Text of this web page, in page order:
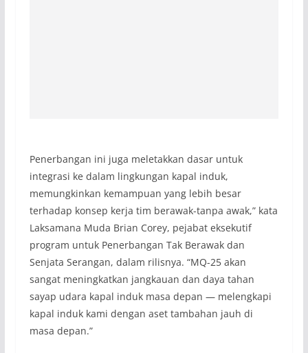
Penerbangan ini juga meletakkan dasar untuk
integrasi ke dalam lingkungan kapal induk,
memungkinkan kemampuan yang lebih besar
terhadap konsep kerja tim berawak-tanpa awak,” kata
Laksamana Muda Brian Corey, pejabat eksekutif
program untuk Penerbangan Tak Berawak dan
Senjata Serangan, dalam rilisnya. “MQ-25 akan
sangat meningkatkan jangkauan dan daya tahan
sayap udara kapal induk masa depan — melengkapi
kapal induk kami dengan aset tambahan jauh di
masa depan.”